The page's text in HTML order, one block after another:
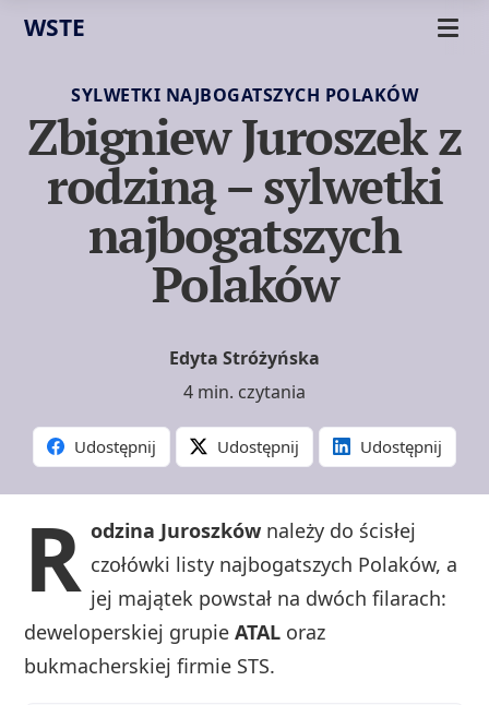
WSTE
SYLWETKI NAJBOGATSZYCH POLAKÓW
Zbigniew Juroszek z
rodziną – sylwetki
najbogatszych
Polaków
Edyta Stróżyńska
4 min. czytania
Udostępnij Udostępnij Udostępnij
R odzina Juroszków należy do ścisłej
czołówki listy najbogatszych Polaków, a
jej majątek powstał na dwóch filarach:
deweloperskiej grupieATAL oraz
bukmacherskiej firmie STS.